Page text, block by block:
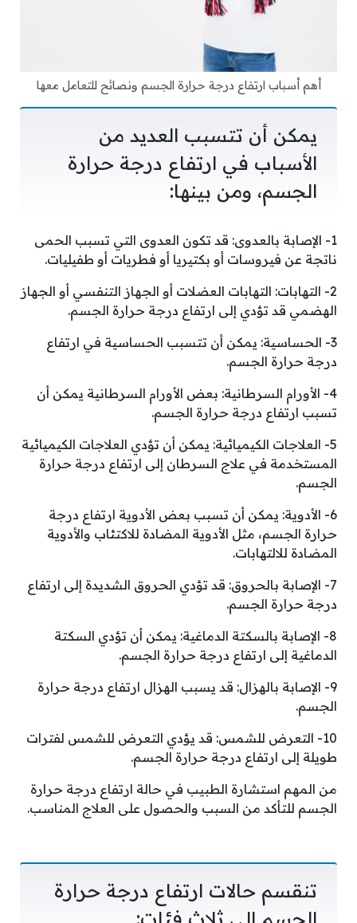
أهم أسباب ارتفاع درجة حرارة الجسم ونصائح للتعامل معها
يمكن أن تتسبب العديد من
الأسباب في ارتفاع درجة حرارة
الجسم، ومن بينها:
1- الإصابة بالعدوى: قد تكون العدوى التي تسبب الحمى
ناتجة عن فيروسات أو بكتيريا أو فطريات أو طفيليات.
2- التهابات: التهابات العضلات أو الجهاز التنفسي أو الجهاز
الهضمي قد تؤدي إلى ارتفاع درجة حرارة الجسم.
3- الحساسية: يمكن أن تتسبب الحساسية في ارتفاع
درجة حرارة الجسم.
4- الأورام السرطانية: بعض الأورام السرطانية يمكن أن
تسبب ارتفاع درجة حرارة الجسم.
5- العلاجات الكيميائية: يمكن أن تؤدي العلاجات الكيميائية
المستخدمة في علاج السرطان إلى ارتفاع درجة حرارة
الجسم.
6- الأدوية: يمكن أن تسبب بعض الأدوية ارتفاع درجة
حرارة الجسم، مثل الأدوية المضادة للاكتئاب والأدوية
المضادة للالتهابات.
7- الإصابة بالحروق: قد تؤدي الحروق الشديدة إلى ارتفاع
درجة حرارة الجسم.
8- الإصابة بالسكتة الدماغية: يمكن أن تؤدي السكتة
الدماغية إلى ارتفاع درجة حرارة الجسم.
9- الإصابة بالهزال: قد يسبب الهزال ارتفاع درجة حرارة
الجسم.
10- التعرض للشمس: قد يؤدي التعرض للشمس لفترات
طويلة إلى ارتفاع درجة حرارة الجسم.
من المهم استشارة الطبيب في حالة ارتفاع درجة حرارة
الجسم للتأكد من السبب والحصول على العلاج المناسب.
تنقسم حالات ارتفاع درجة حرارة